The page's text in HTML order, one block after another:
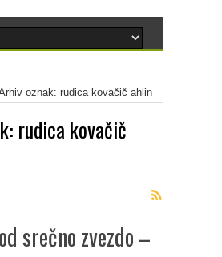
oznak: rudica kovačič ahlin
rudica kovačič
srečno zvezdo –